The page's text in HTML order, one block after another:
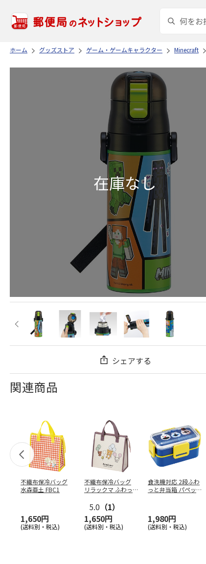
ホーム グッズストア ゲーム・ゲームキャラクター Minecraft
シェアする
関連商品
不織布保冷バッグ
水森亜土 FBC1
1,650円
(送料別・税込)
不織布保冷バッグ
リラックマ ふわっ
5.0 （1）
1,650円
(送料別・税込)
食洗機対応 2段ふわ
っと弁当箱 パペッ
1,980円
(送料別・税込)